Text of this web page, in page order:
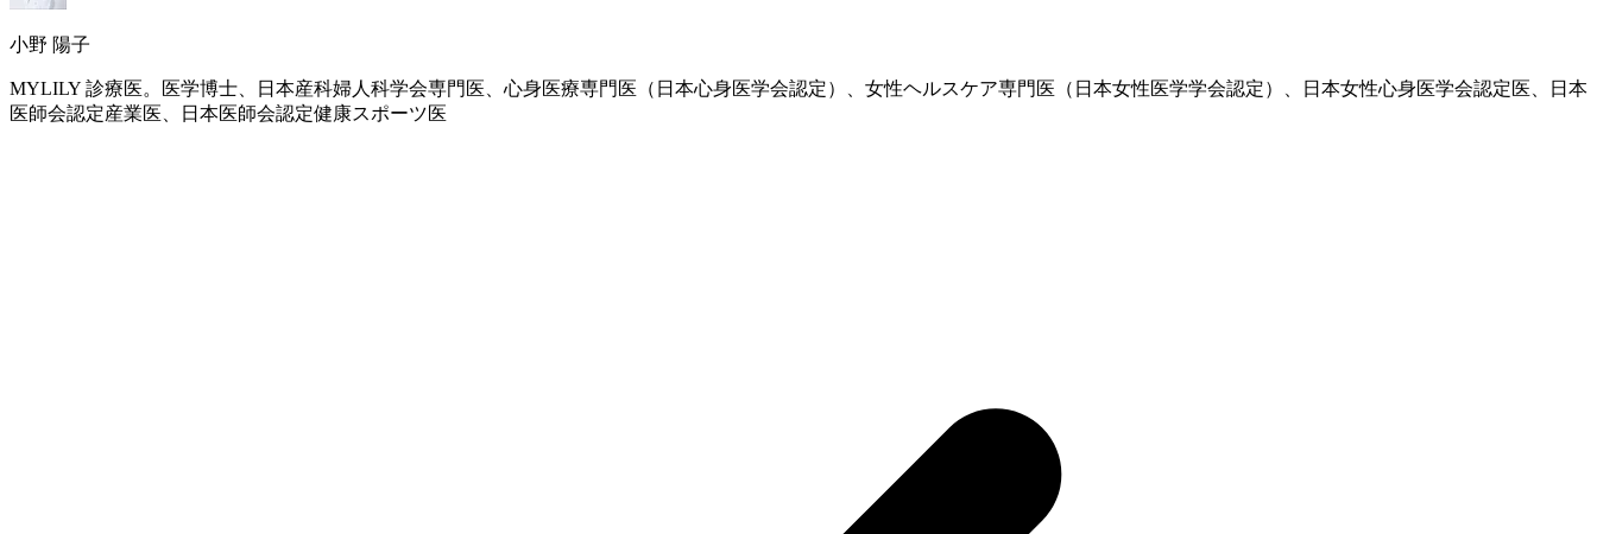
小野 陽子
MYLILY 診療医。医学博士、日本産科婦人科学会専門医、心身医療専門医（日本心身医学会認定）、女性ヘルスケア専門医（日本女性医学学会認定）、日本女性心身医学会認定医、日本
医師会認定産業医、日本医師会認定健康スポーツ医